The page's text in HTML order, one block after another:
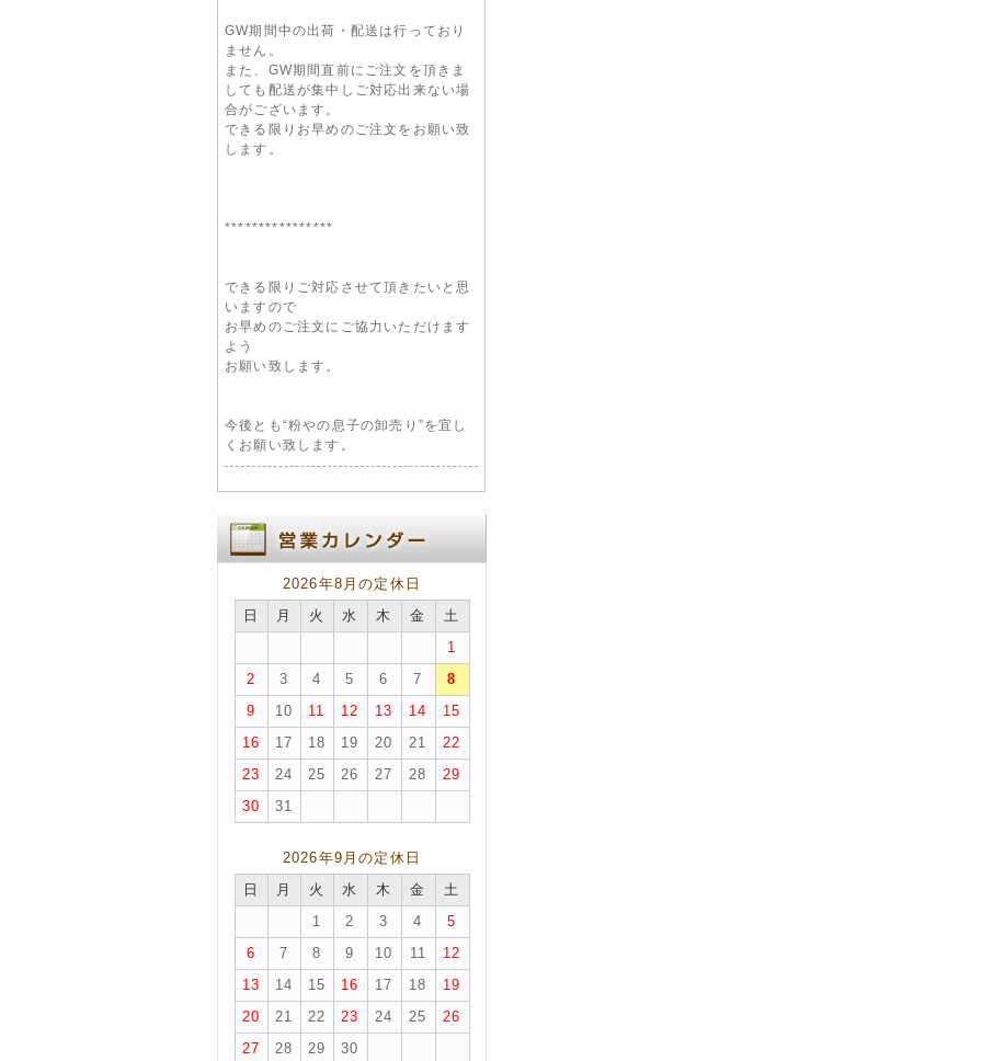
GW期間中の出荷・配送は行っており
ません。
また、GW期間直前にご注文を頂きま
しても配送が集中しご対応出来ない場
合がございます。
できる限りお早めのご注文をお願い致
します。
****************
できる限りご対応させて頂きたいと思
いますので
お早めのご注文にご協力いただけます
よう
お願い致します。
今後とも“粉やの息子の卸売り”を宜し
くお願い致します。
2026年8月の定休日
日
月 火 水 木 金
土
1
2
3 4 5 6 7
8
9
10 11 12 13 14
15
16
17 18 19 20 21
22
23
24 25 26 27 28
29
30
31
2026年9月の定休日
日
月 火 水 木 金
土
1
2 3 4
5
6
7 8 9 10 11
12
13
14 15 16 17 18
19
20
21 22 23 24 25
26
27
28 29 30